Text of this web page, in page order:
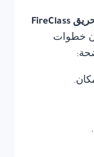
تركيب انذار حريق FireClass
خطوات